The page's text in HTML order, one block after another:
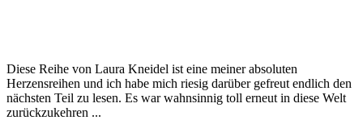
Diese Reihe von Laura Kneidel ist eine meiner absoluten
Herzensreihen und ich habe mich riesig darüber gefreut endlich den
nächsten Teil zu lesen. Es war wahnsinnig toll erneut in diese Welt
zurückzukehren ...